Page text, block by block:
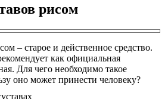
рисом
– старое и действенное средство.
как официальная
Для чего необходимо такое
оно может принести человеку?